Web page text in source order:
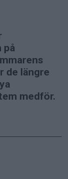
på
de längre
medför.